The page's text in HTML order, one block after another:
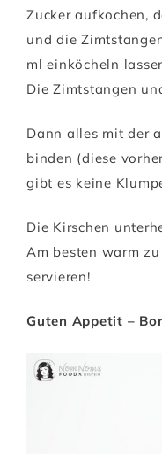
Zucker aufkochen,
und die
ml einköcheln
Die Zimtstangen
Dann alles mit der
binden (diese
gibt es keine
Die Kirschen
Am besten warm
servieren!
Guten Appetit –